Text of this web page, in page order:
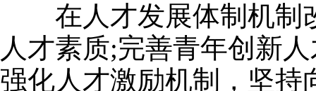
在人才发展体制机制改
人才素质;完善青年创新
强化人才激励机制，坚